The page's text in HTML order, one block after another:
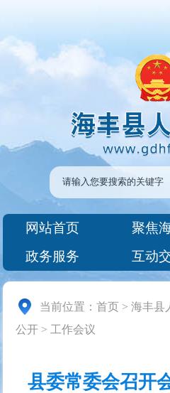
网站首页 聚焦
政务服务
互动
当前位置：首页 >海丰县
公开 > 工作会议
县委常委会召开